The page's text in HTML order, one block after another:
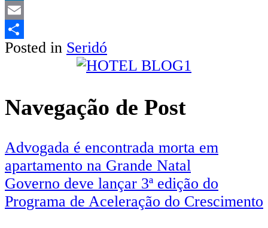
LinkedIn
Email
Share
Posted in Seridó
Navegação de Post
Advogada é encontrada morta em
apartamento na Grande Natal
Governo deve lançar 3ª edição do
Programa de Aceleração do Crescimento